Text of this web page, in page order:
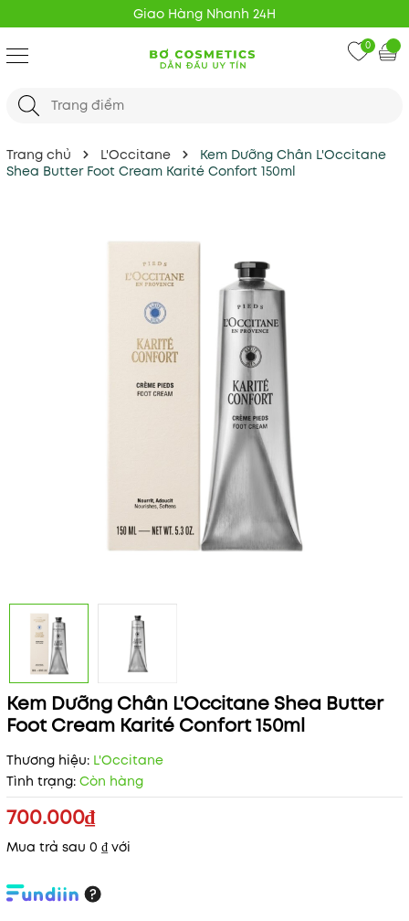
Giao Hàng Nhanh 24H
0
Trang chủ L'Occitane
Kem Dưỡng Chân L'Occitane
Shea Butter Foot Cream Karité Confort 150ml
Kem Dưỡng Chân L'Occitane Shea Butter
Foot Cream Karité Confort 150ml
Thương hiệu: L'Occitane
Tình trạng: Còn hàng
700.000₫
Mua trả sau 0 ₫ với